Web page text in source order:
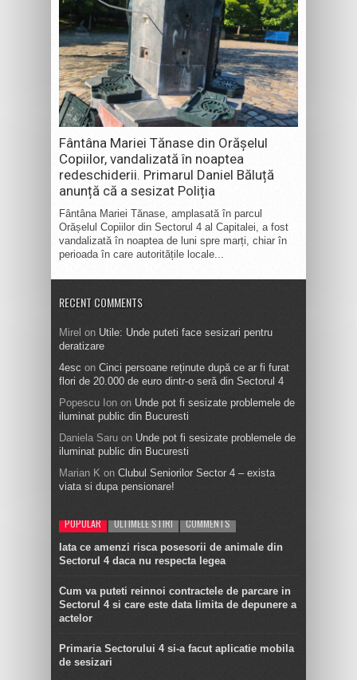
Fântâna Mariei Tănase din Orășelul
Copiilor, vandalizată în noaptea
redeschiderii. Primarul Daniel Băluță
anunță că a sesizat Poliția
Fântâna Mariei Tănase, amplasată în parcul
Orășelul Copiilor din Sectorul 4 al Capitalei, a fost
vandalizată în noaptea de luni spre marți, chiar în
perioada în care autoritățile locale...
RECENT COMMENTS
Mirel on Utile: Unde puteti face sesizari pentru
deratizare
4esc on Cinci persoane reținute după ce ar fi furat
flori de 20.000 de euro dintr-o seră din Sectorul 4
Popescu Ion on Unde pot fi sesizate problemele de
iluminat public din Bucuresti
Daniela Saru on Unde pot fi sesizate problemele de
iluminat public din Bucuresti
Marian K on Clubul Seniorilor Sector 4 – exista
viata si dupa pensionare!
POPULAR ULTIMELE STIRI COMMENTS
Iata ce amenzi risca posesorii de animale din
Sectorul 4 daca nu respecta legea
Cum va puteti reinnoi contractele de parcare in
Sectorul 4 si care este data limita de depunere a
actelor
Primaria Sectorului 4 si-a facut aplicatie mobila
de sesizari